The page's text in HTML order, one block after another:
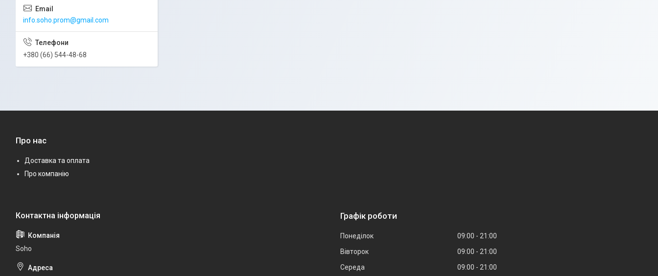
info.soho.prom@gmail.com
+380 (66) 544-48-68
Про нас
Доставка та оплата
Про компанію
Soho
Графік роботи
Понеділок 09:00
21:00
Вівторок
09:00
21:00
Середа
09:00
21:00